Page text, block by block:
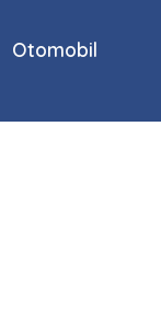
Otomobil